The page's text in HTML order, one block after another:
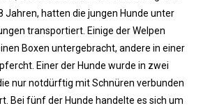
Jahren, hatten die jungen Hunde unter
transportiert. Einige der Welpen
Boxen untergebracht, andere in einer
Einer der Hunde wurde in zwei
nur notdürftig mit Schnüren verbunden
Bei fünf der Hunde handelte es sich um